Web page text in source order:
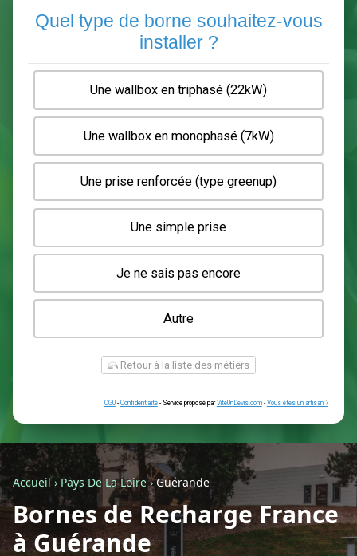
Gratuit, sans pub et sans engagement.
2 3 6
Quel type de borne souhaitez-
installer ?
Une wallbox en triphasé (22kW)
Une wallbox en monophasé (7kW)
Une prise renforcée (type greenup)
Une simple prise
Je ne sais pas encore
Autre
Retour à la liste des métiers
Accueil› Pays De La Loire›Guérande
Bornes de Recharge France
à Guérande